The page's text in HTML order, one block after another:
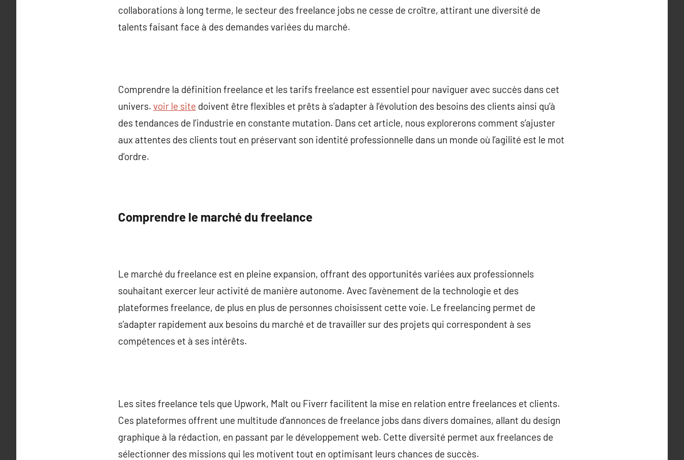
collaborations à long terme, le secteur des freelance jobs ne cesse de croître, attirant une diversité de
talents faisant face à des demandes variées du marché.
Comprendre la définition freelance et les tarifs freelance est essentiel pour naviguer avec succès dans cet
univers. voir le site doivent être flexibles et prêts à s’adapter à l’évolution des besoins des clients ainsi qu’à
des tendances de l’industrie en constante mutation. Dans cet article, nous explorerons comment s’ajuster
aux attentes des clients tout en préservant son identité professionnelle dans un monde où l’agilité est le mot
d’ordre.
Comprendre le marché du freelance
Le marché du freelance est en pleine expansion, offrant des opportunités variées aux professionnels
souhaitant exercer leur activité de manière autonome. Avec l’avènement de la technologie et des
plateformes freelance, de plus en plus de personnes choisissent cette voie. Le freelancing permet de
s’adapter rapidement aux besoins du marché et de travailler sur des projets qui correspondent à ses
compétences et à ses intérêts.
Les sites freelance tels que Upwork, Malt ou Fiverr facilitent la mise en relation entre freelances et clients.
Ces plateformes offrent une multitude d’annonces de freelance jobs dans divers domaines, allant du design
graphique à la rédaction, en passant par le développement web. Cette diversité permet aux freelances de
sélectionner des missions qui les motivent tout en optimisant leurs chances de succès.